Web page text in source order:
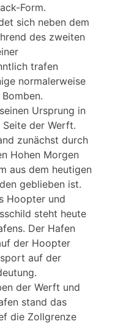
Form.
sich neben dem
des zweiten
trafen
normalerweise
Ursprung in
der Werft.
zunächst durch
Hohen Morgen
aus dem heutigen
geblieben ist.
Hoopter und
steht heute
Der Hafen
der Hoopter
auf der
der Werft und
stand das
die Zollgrenze